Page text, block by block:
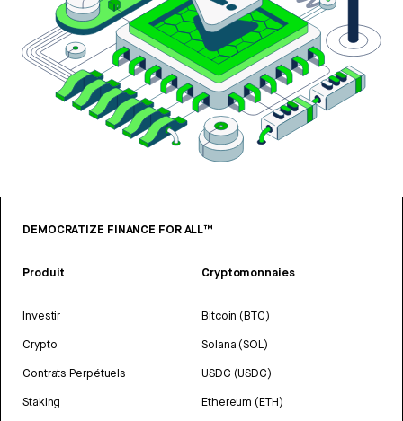
DEMOCRATIZE FINANCE FOR ALL™
Produit
Investir
Crypto
Contrats Perpétuels
Staking
Cryptomonnaies
Bitcoin (BTC)
Solana (SOL)
USDC (USDC)
Ethereum (ETH)